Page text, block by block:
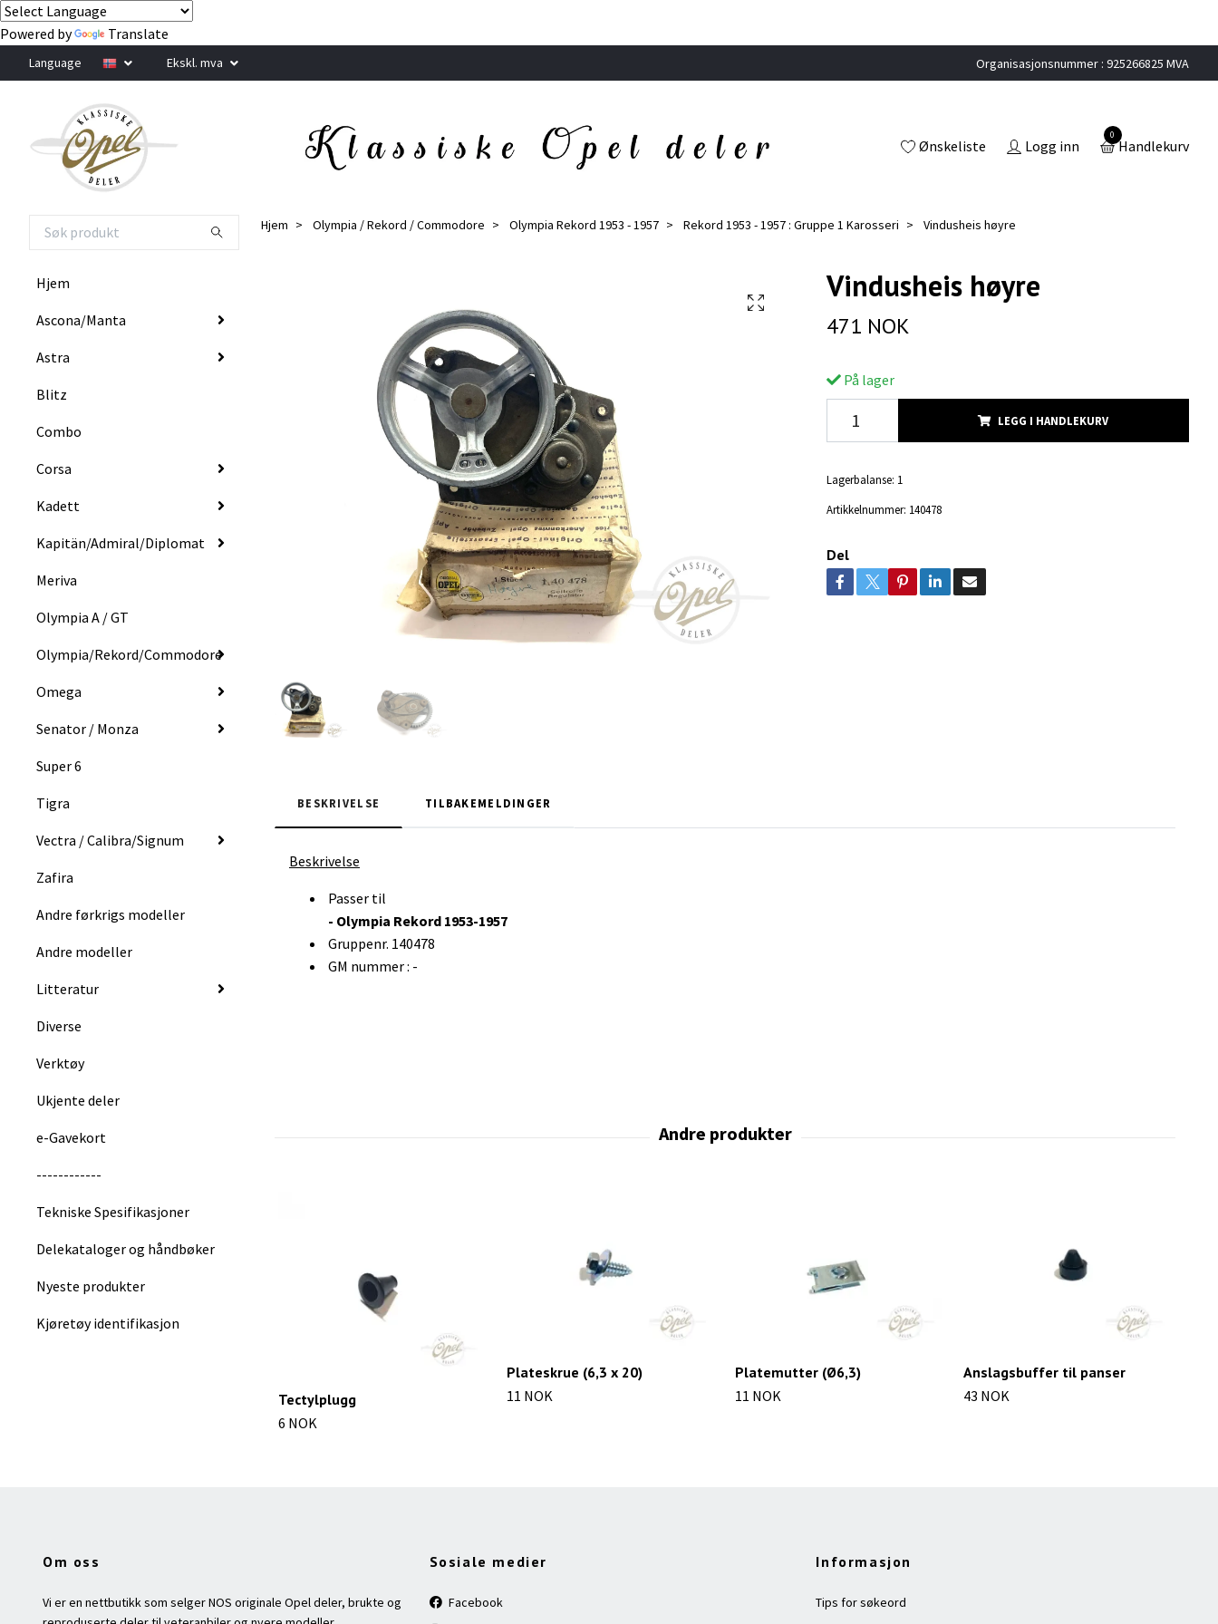
Powered by Translate
Language Ekskl. mva Organisasjonsnummer : 925266825 MVA
Ønskeliste Logg inn
0
Handlekurv
Hjem
Ascona/Manta
Astra
Blitz
Combo
Corsa
Kadett
Kapitän/Admiral/Diplomat
Meriva
Olympia A / GT
Olympia/Rekord/Commodore
Omega
Senator / Monza
Super 6
Tigra
Vectra / Calibra/Signum
Zafira
Andre førkrigs modeller
Andre modeller
Litteratur
Diverse
Verktøy
Ukjente deler
e-Gavekort
------------
Tekniske Spesifikasjoner
Delekataloger og håndbøker
Nyeste produkter
Kjøretøy identifikasjon
Hjem Olympia / Rekord / Commodore Olympia Rekord 1953 - 1957 Rekord 1953 - 1957 : Gruppe 1 Karosseri Vindusheis høyre
Vindusheis høyre
471 NOK
På lager
LEGG I HANDLEKURV
Lagerbalanse: 1
Artikkelnummer: 140478
Del
BESKRIVELSE TILBAKEMELDINGER
Beskrivelse
Passer til
- Olympia Rekord 1953-1957
Gruppenr. 140478
GM nummer : -
Tectylplugg
6 NOK
Plateskrue (6,3 x 20)
11 NOK
Platemutter (Ø6,3)
11 NOK
Anslagsbuffer til panser
43 NOK
Om oss
Vi er en nettbutikk som selger NOS originale Opel deler, brukte og
Sosiale medier
Facebook
Informasjon
Tips for søkeord